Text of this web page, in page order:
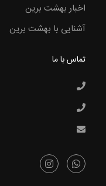
اخبار بهشت برین
آشنایی با بهشت برین
تماس با ما